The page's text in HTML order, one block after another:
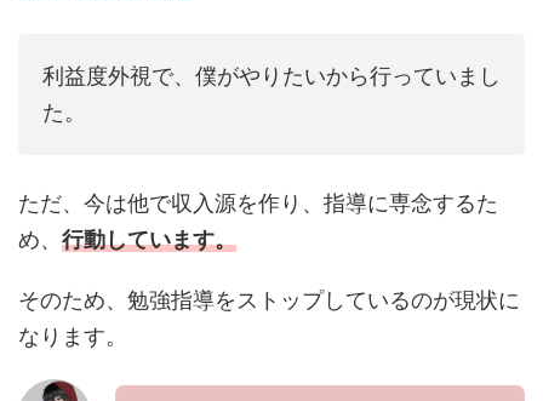
利益度外視で、僕がやりたいから行っていまし
た。
ただ、今は他で収入源を作り、指導に専念するた
め、 行動しています。
そのため、勉強指導をストップしているのが現状に
なります。